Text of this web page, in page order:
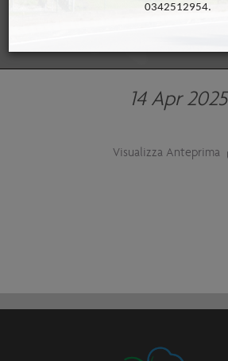
0342512954.
14 Apr 2025
Visualizza Anteprima